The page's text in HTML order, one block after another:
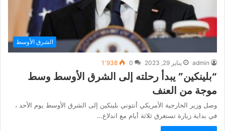
الشرق الأوسط
admin يناير 29, 2023 0 1٬938
“بلينكين” يبدأ رحلته إلى الشرق الأوسط وسط
موجة من العنف
وصل وزير الخارجية الأمريكي أنتوني بلينكين إلى الشرق الأوسط يوم الأحد ،
في بداية زيارة تستغرق ثلاثة أيام مع اندلاع…